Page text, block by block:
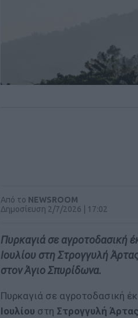
Από το NEWSROOM
Δημοσίευση 2/7/2026 | 17:02
Πυρκαγιά σε αγροτοδασική
Ιουλίου στη Στρογγυλή
στον Άγιο Σπυρίδωνα.
Πυρκαγιά σε αγροτοδασική
Ιουλίου στη Στρογγυλή Άρτας